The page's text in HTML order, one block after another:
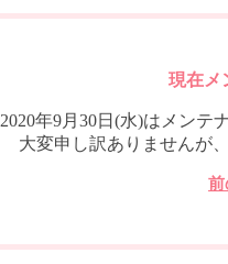
現在メ
2020年9月30日(水)はメンテ
大変申し訳ありませんが
前